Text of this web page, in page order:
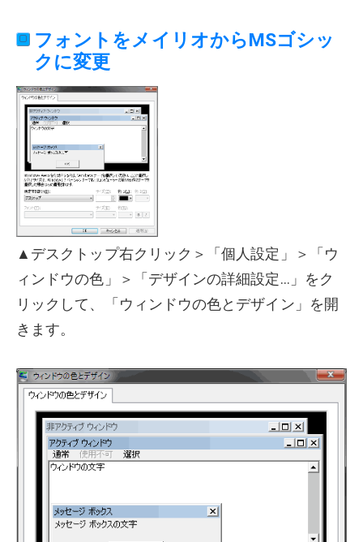
フォントをメイリオからMSゴシッ
クに変更
▲デスクトップ右クリック＞「個人設定」＞「ウ
ィンドウの色」＞「デザインの詳細設定...」をク
リックして、「ウィンドウの色とデザイン」を開
きます。